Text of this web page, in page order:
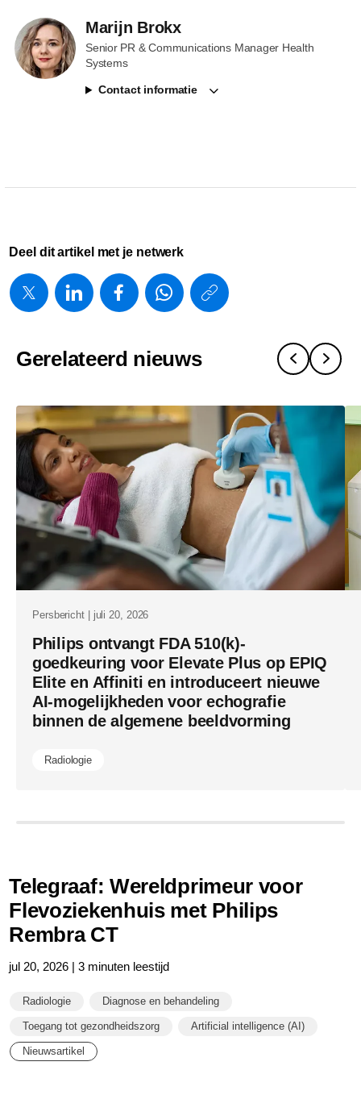
Marijn Brokx
Senior PR & Communications Manager Health
Systems
Contact informatie
Deel dit artikel met je netwerk
https://
met-
ai-
gestuurde-
workflows-
voor-
klinische-
een-
hoog-
Gerelateerd nieuws
Persbericht | juli 20, 2026
Philips ontvangt FDA 510(k)-
goedkeuring voor Elevate Plus op EPIQ
Elite en Affiniti en introduceert nieuwe
AI-mogelijkheden voor echografie
binnen de algemene beeldvorming
Radiologie
Telegraaf: Wereldprimeur voor
Flevoziekenhuis met Philips
Rembra CT
jul 20, 2026 | 3 minuten leestijd
Radiologie Diagnose en behandeling
Toegang tot gezondheidszorg Artificial intelligence (AI)
Nieuwsartikel